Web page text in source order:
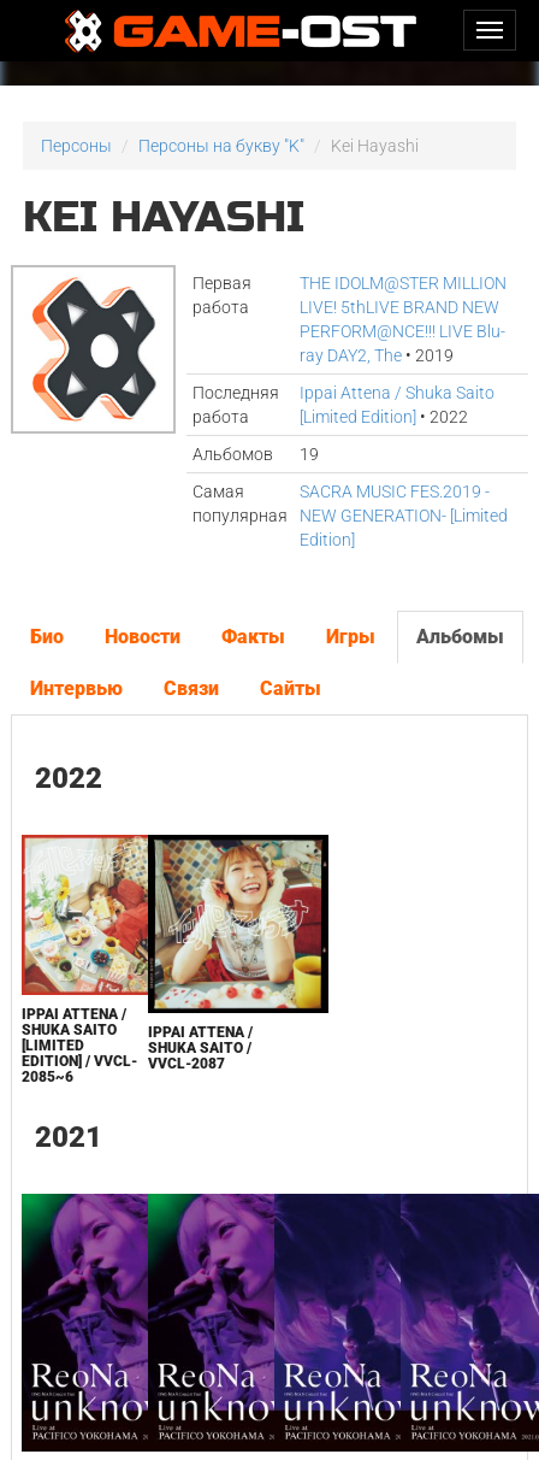
Персоны Персоны на букву "K" Kei Hayashi
KEI HAYASHI
Первая
работа
THE IDOLM@STER MILLION
LIVE! 5thLIVE BRAND NEW
PERFORM@NCE!!! LIVE Blu-
ray DAY2, The • 2019
Последняя
работа
Ippai Attena / Shuka Saito
[Limited Edition] • 2022
Альбомов
19
Самая
популярная
SACRA MUSIC FES.2019 -
NEW GENERATION- [Limited
Edition]
Био Новости Факты Игры Альбомы
Интервью Связи Сайты
2022
IPPAI ATTENA /
SHUKA SAITO
[LIMITED
EDITION] / VVCL-
2085~6
IPPAI ATTENA /
SHUKA SAITO /
VVCL-2087
2021